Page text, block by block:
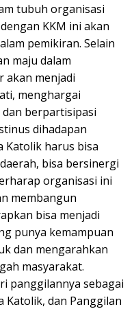
tubuh organisasi
KKM ini akan
pemikiran. Selain
maju dalam
akan menjadi
menghargai
berpartisipasi
dihadapan
Katolik harus bisa
bisa bersinergi
organisasi ini
membangun
bisa menjadi
punya kemampuan
dan mengarahkan
masyarakat.
panggilannya sebagai
Katolik, dan Panggilan